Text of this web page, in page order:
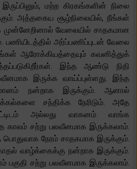
மற்ற கிரகங்களின் நிலை
அத்தகைய சூழ்நிலையில், நீங்கள்
வேலையில் சாதகமான
பணியிடத்தில் அர்ப்பணிப்புடன் வேலை
ஆரோக்கியத்தையும் கவனித்துக்
இந்த ஆண்டு நிதி
இருக்க வாய்ப்புள்ளது. இந்த
நன்றாக இருக்கும். ஆனால்
சந்திக்க நேரிடும். அதே
அல்லது வாகனம் வாங்க
காலம் சற்று பலவீனமாக இருக்கலாம்.
பொதுவாக நேரம் சாதகமாக இருக்கும்.
வாழ்க்கைக்கு நன்றாக இருக்கும்.
பகுதி சற்று பலவீனமாக இருக்கலாம்.